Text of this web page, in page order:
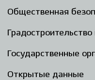
Общественная
Государственные
Открытые данные